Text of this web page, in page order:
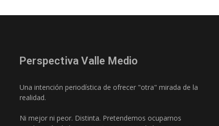
Perspectiva Valle Medio
Una intención periodística de ofrecer "otra" mirada de la
realidad.
Ni mejor ni peor. Distinta. Pretendemos ocuparnos